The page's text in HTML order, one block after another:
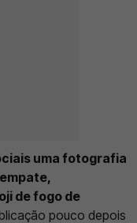
uma fotografia
de fogo de
pouco depois